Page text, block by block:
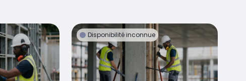
Disponibilité inconnue